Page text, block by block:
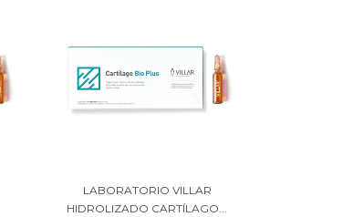
LABORATORIO VILLAR
HIDROLIZADO CARTÍLAGO...